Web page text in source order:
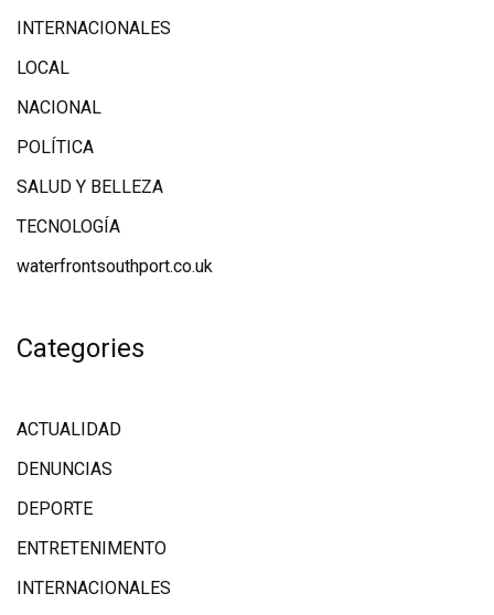
INTERNACIONALES
LOCAL
NACIONAL
POLÍTICA
SALUD Y BELLEZA
TECNOLOGÍA
waterfrontsouthport.co.uk
Categories
ACTUALIDAD
DENUNCIAS
DEPORTE
ENTRETENIMENTO
INTERNACIONALES